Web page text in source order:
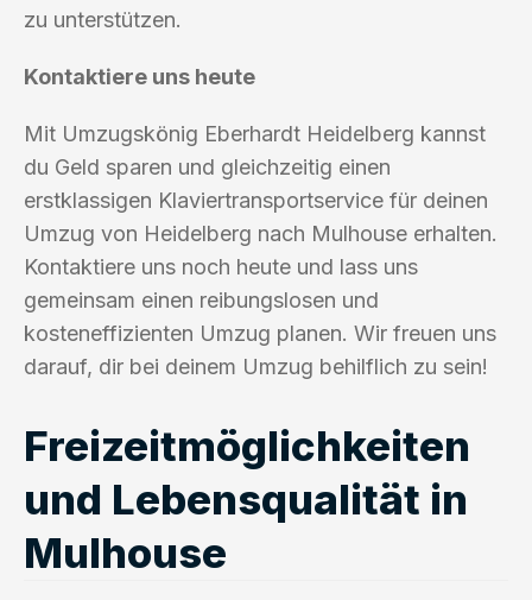
zu unterstützen.
Kontaktiere uns heute
Mit Umzugskönig Eberhardt Heidelberg kannst
du Geld sparen und gleichzeitig einen
erstklassigen Klaviertransportservice für deinen
Umzug von Heidelberg nach Mulhouse erhalten.
Kontaktiere uns noch heute und lass uns
gemeinsam einen reibungslosen und
kosteneffizienten Umzug planen. Wir freuen uns
darauf, dir bei deinem Umzug behilflich zu sein!
Freizeitmöglichkeiten
und Lebensqualität in
Mulhouse